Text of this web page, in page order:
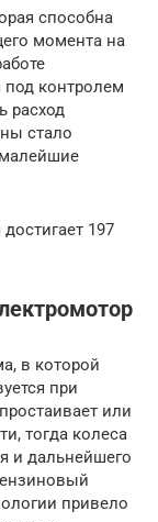
способна
момента на
под контролем
расход
стало
малейшие
197
в которой
при
или
тогда колеса
и дальнейшего
привело